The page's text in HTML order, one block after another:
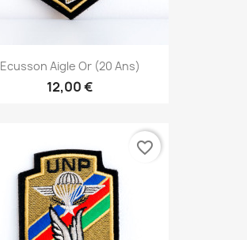
Ecusson Aigle Or (20 Ans)
12,00 €
favorite_border